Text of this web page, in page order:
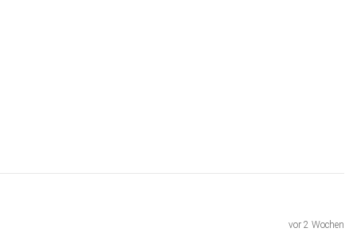
vor 2 Wochen